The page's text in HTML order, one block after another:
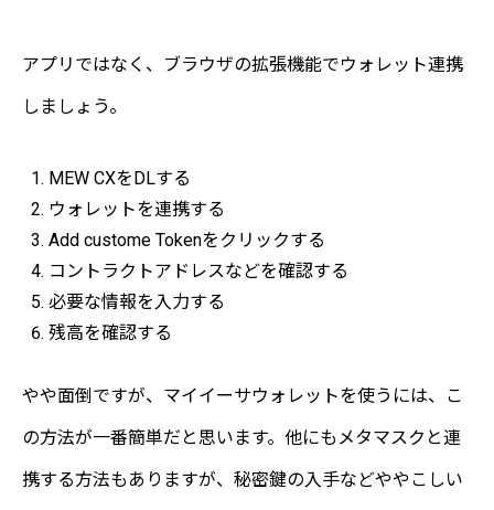
アプリではなく、ブラウザの拡張機能でウォレット連携
しましょう。
MEW CXをDLする
ウォレットを連携する
Add custome Tokenをクリックする
コントラクトアドレスなどを確認する
必要な情報を入力する
残高を確認する
やや面倒ですが、マイイーサウォレットを使うには、こ
の方法が一番簡単だと思います。他にもメタマスクと連
携する方法もありますが、秘密鍵の入手などややこしい